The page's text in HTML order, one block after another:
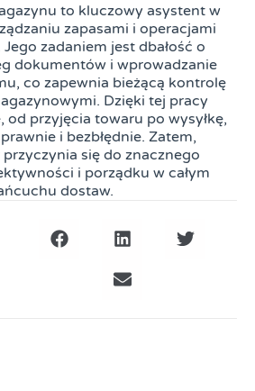
to kluczowy asystent w
zapasami i operacjami
zadaniem jest dbałość o
dokumentów i wprowadzanie
co zapewnia bieżącą kontrolę
Dzięki tej pracy
od przyjęcia towaru po wysyłkę,
i bezbłędnie. Zatem,
się do znacznego
i porządku w całym
dostaw.